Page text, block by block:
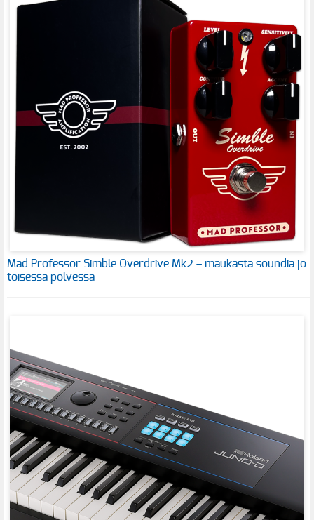
Mad Professor Simble Overdrive Mk2 – maukasta soundia jo
toisessa polvessa